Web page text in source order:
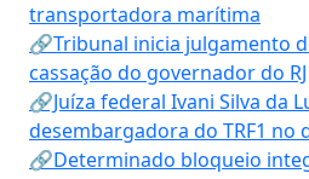
transportadora marítima
🔗Tribunal inicia julgamento
cassação do governador do RJ
🔗Juíza federal Ivani Silva da
desembargadora do TRF1 no
🔗Determinado bloqueio